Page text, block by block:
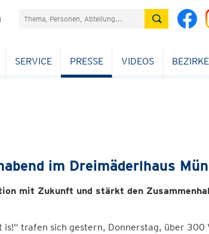
Suchefeld
SERVICE PRESSE VIDEOS
im Dreimäderlhaus
mit Zukunft und stärkt den
is!“ trafen sich gestern, Donnerstag, über